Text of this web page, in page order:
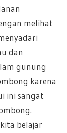
melihat
dan
gunung
karena
ini sangat
belajar